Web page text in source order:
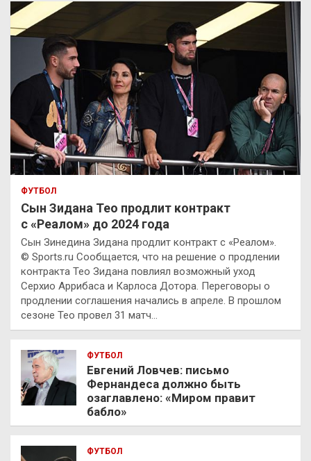
ФУТБОЛ
Сын Зидана Тео продлит контракт
с «Реалом» до 2024 года
Сын Зинедина Зидана продлит контракт с «Реалом».
© Sports.ru Сообщается, что на решение о продлении
контракта Тео Зидана повлиял возможный уход
Серхио Аррибаса и Карлоса Дотора. Переговоры о
продлении соглашения начались в апреле. В прошлом
сезоне Тео провел 31 матч…
ФУТБОЛ
Евгений Ловчев: письмо
Фернандеса должно быть
озаглавлено: «Миром правит
бабло»
ФУТБОЛ